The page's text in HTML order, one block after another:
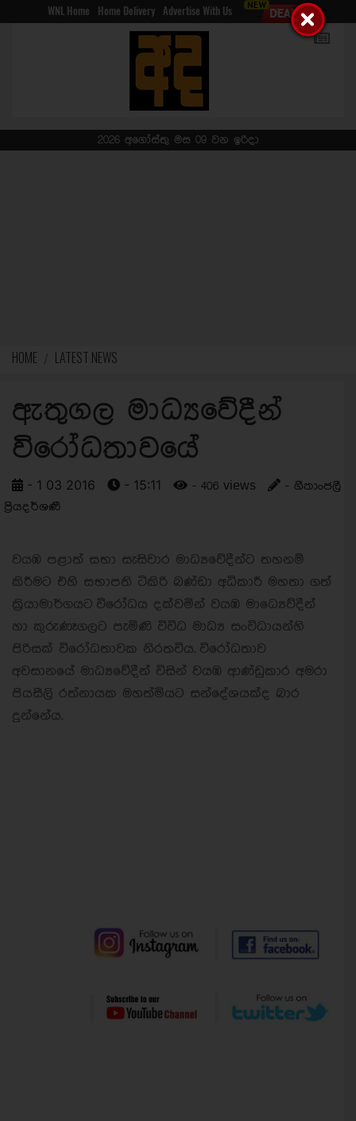
WNL Home Home Delivery Advertise With Us
2026 අගෝස්තු මස 09 වන ඉරිදා
HOME LATEST NEWS
ඇතුගල මාධ්‍යවේදීන්
විරෝධතාවයේ
- 1 03 2016 - 15:11 - 406 views
- ගීතාංජලී
ප්‍රියදර්ශණී
වයඹ පළාත් සභා සැසිවාර මාධ්‍යවේදීන්ට තහනම්
කිරීමට එහි සභාපති ටිකිරි බණ්ඩා අධිකාරී මහතා ගත්
ක්‍රියාමාර්ගයට විරෝධය දක්වමින් වයඹ මාධ්‍යෙව්දීන්
හා කුරුණෑගලට පැමිණි විවිධ මාධ්‍ය සංවිධායන්හි
පිරිසක් විරෝධතාවක නිරතවිය. විරෝධතාව
අවසානයේ මාධ්‍යවේදීන් විසින් වයඹ ආණ්ඩුකාර අමරා
පියසීලි රත්නායක මහත්මියට සන්දේශයක්ද බාර
දුන්නේය.